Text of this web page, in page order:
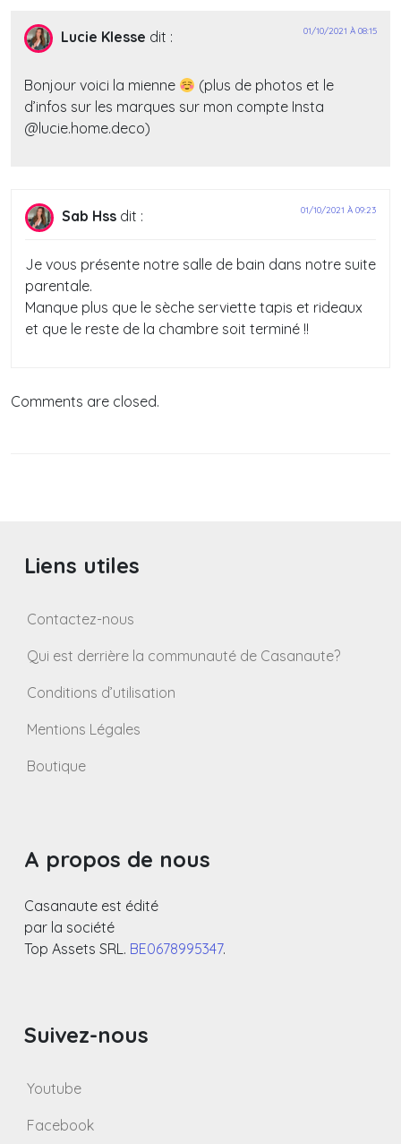
Lucie Klesse dit : 01/10/2021 À 08:15
Bonjour voici la mienne
(plus de photos et le
d’infos sur les marques sur mon compte Insta
@lucie.home.deco)
Sab Hss dit : 01/10/2021 À 09:23
Je vous présente notre salle de bain dans notre suite
parentale.
Manque plus que le sèche serviette tapis et rideaux
et que le reste de la chambre soit terminé !!
Comments are closed.
Liens utiles
Contactez-nous
Qui est derrière la communauté de Casanaute?
Conditions d’utilisation
Mentions Légales
Boutique
A propos de nous
Casanaute est édité
par la société
Top Assets SRL. BE0678995347.
Suivez-nous
Youtube
Facebook